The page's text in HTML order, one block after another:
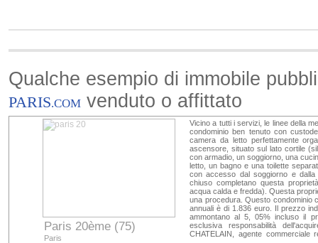
Qualche esempio di immobile
PARIS.COM venduto o affittato
Paris 20ème (75)
Paris
Vicino a tutti i servizi, le linee della
condominio ben tenuto con
camera da letto perfettamente
ascensore, situato sul lato cortile
con armadio, un soggiorno, una
letto, un bagno e una toilette
con accesso dal soggiorno e
chiuso completano questa
acqua calda e fredda). Questa
una procedura. Questo condominio
annuali è di 1.836 euro. Il prezzo
ammontano al 5, 05% incluso il
esclusiva responsabilità
CHATELAIN, agente